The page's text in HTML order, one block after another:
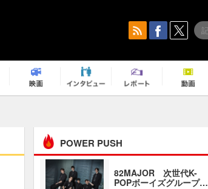
POWER PUSH
82MAJOR 次世代K-
POPボーイズグループ…